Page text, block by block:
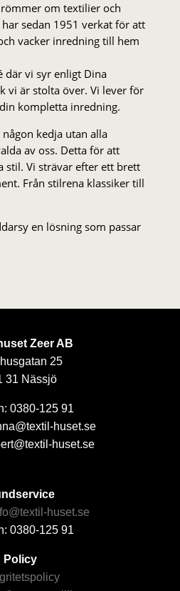
om textilier och
sedan 1951 verkat för att
vacker inredning till hem
där vi syr enligt Dina
vi är stolta över. Vi lever för
kompletta inredning.
kedja utan alla
av oss. Detta för att
stil. Vi strä­var efter ett brett
Från stil­rena klas­siker till
en lösning som passar
Zeer AB
25
31 Nässjö
0380-125 91
huset.se
huset.se
huset.se
0380-125 91
Policy